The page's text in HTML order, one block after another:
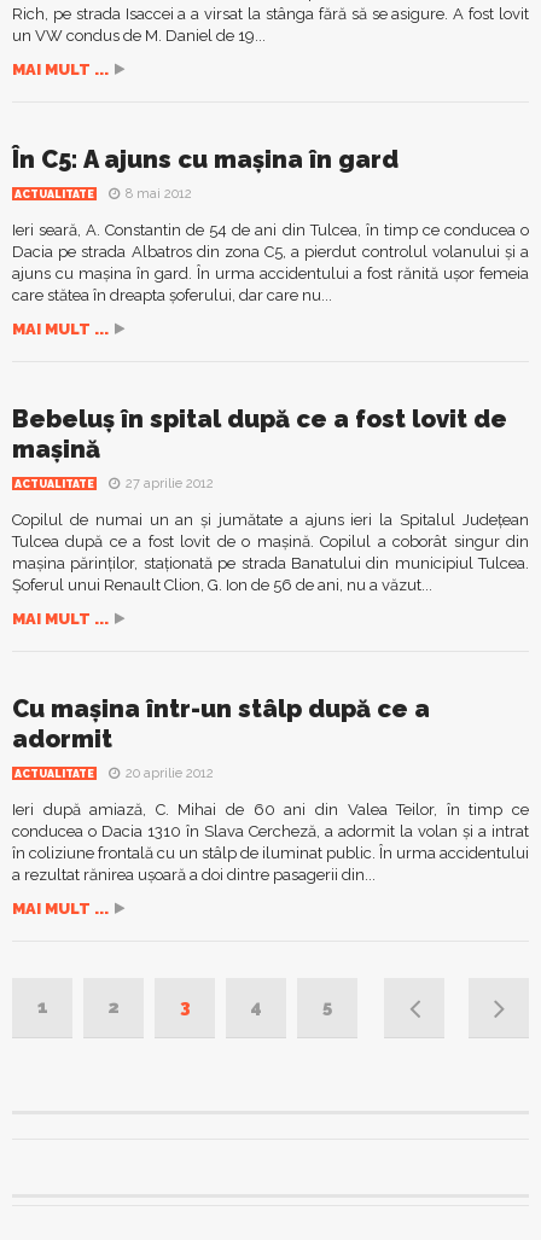
Rich, pe strada Isaccei a a virsat la stânga fără să se asigure. A fost lovit
un VW condus de M. Daniel de 19...
MAI MULT ...
În C5: A ajuns cu maşina în gard
ACTUALITATE 8 mai 2012
Ieri seară, A. Constantin de 54 de ani din Tulcea, în timp ce conducea o
Dacia pe strada Albatros din zona C5, a pierdut controlul volanului şi a
ajuns cu maşina în gard. În urma accidentului a fost rănită uşor femeia
care stătea în dreapta şoferului, dar care nu...
MAI MULT ...
Bebeluş în spital după ce a fost lovit de
maşină
ACTUALITATE 27 aprilie 2012
Copilul de numai un an şi jumătate a ajuns ieri la Spitalul Judeţean
Tulcea după ce a fost lovit de o maşină. Copilul a coborât singur din
maşina părinţilor, staţionată pe strada Banatului din municipiul Tulcea.
Şoferul unui Renault Clion, G. Ion de 56 de ani, nu a văzut...
MAI MULT ...
Cu maşina într-un stâlp după ce a
adormit
ACTUALITATE 20 aprilie 2012
Ieri după amiază, C. Mihai de 60 ani din Valea Teilor, în timp ce
conducea o Dacia 1310 în Slava Cercheză, a adormit la volan şi a intrat
în coliziune frontală cu un stâlp de iluminat public. În urma accidentului
a rezultat rănirea uşoară a doi dintre pasagerii din...
MAI MULT ...
1 2 3 4 5